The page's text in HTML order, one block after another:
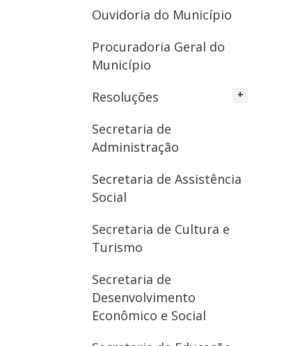
Ouvidoria do Município
Procuradoria Geral do
Município
Resoluções
Secretaria de
Administração
Secretaria de Assistência
Social
Secretaria de Cultura e
Turismo
Secretaria de
Desenvolvimento
Econômico e Social